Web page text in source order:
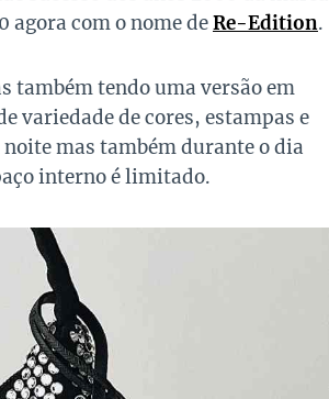
com o nome deRe-Edition.
também tendo uma versão em
variedade de cores, estampas e
mas também durante o dia
interno é limitado.